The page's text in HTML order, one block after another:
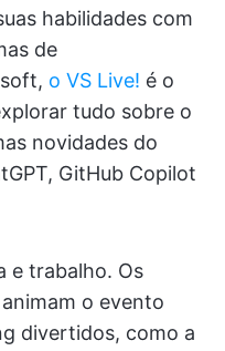
habilidades com
de
o VS Live! é o
tudo sobre o
novidades do
GitHub Copilot
e trabalho. Os
o evento
divertidos, como a